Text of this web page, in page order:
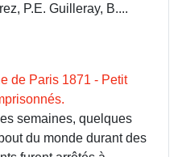
P.E. Guilleray, B....
de Paris 1871 - Petit
semaines, quelques
du monde durant des